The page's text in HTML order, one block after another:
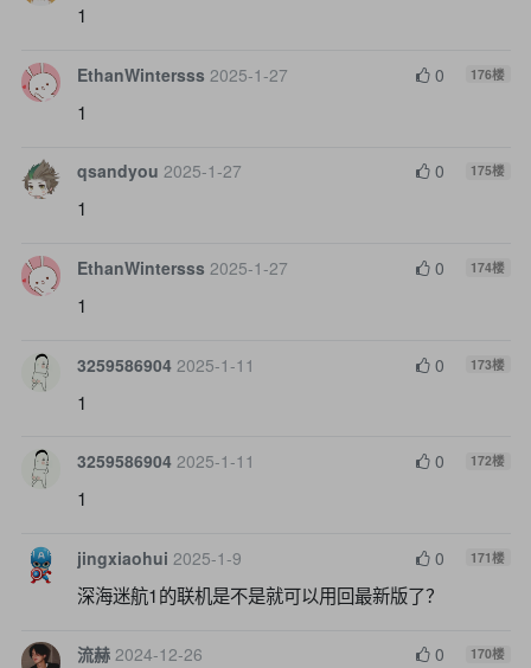
1
EthanWintersss 2025-1-27 0 176楼
1
qsandyou 2025-1-27 0 175楼
1
EthanWintersss 2025-1-27 0 174楼
1
3259586904 2025-1-11 0 173楼
1
3259586904 2025-1-11 0 172楼
1
jingxiaohui 2025-1-9 0 171楼
深海迷航1的联机是不是就可以用回最新版了？
流赫 2024-12-26 0 170楼